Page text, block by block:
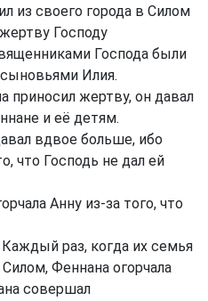
из своего города в Силом
Господу
Господа были
Илия.
приносил жертву, он давал
и её детям.
вдвое больше, ибо
что Господь не дал ей
Анну из-за того, что
раз, когда их семья
Феннана огорчала
совершал